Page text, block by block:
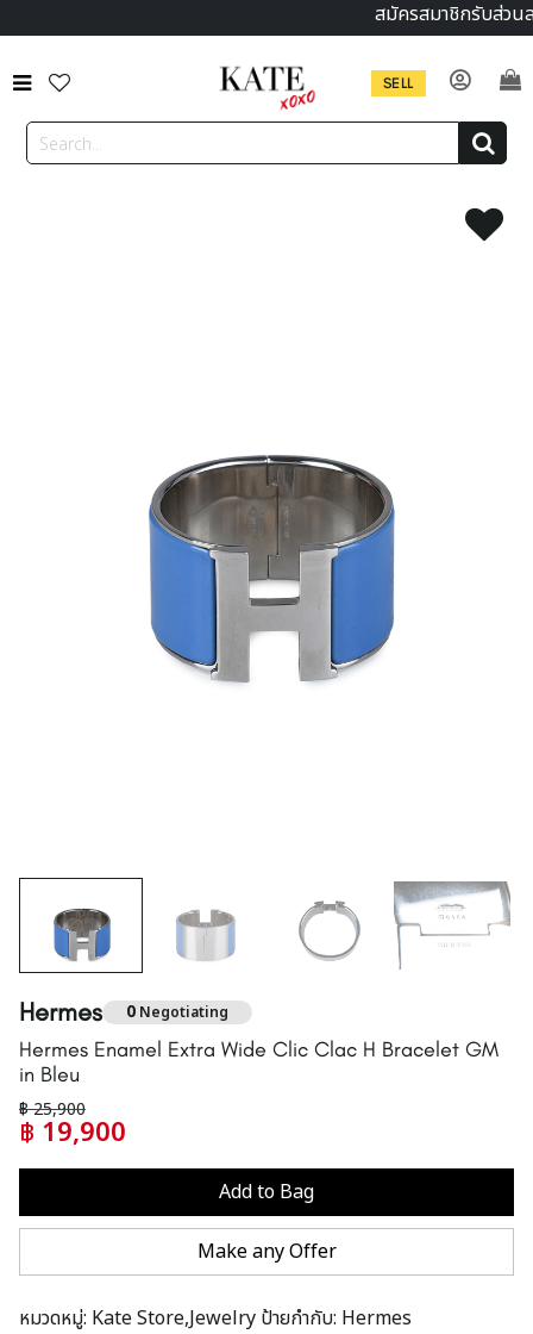
สมัครสมาชิกรับส่วน
SELL
Hermes 0 Negotiating
Hermes Enamel Extra Wide Clic Clac H Bracelet GM
in Bleu
฿25,900
฿ 19,900
Add to Bag
Make any Offer
หมวดหมู่: Kate Store,Jewelry ป้ายกำกับ: Hermes